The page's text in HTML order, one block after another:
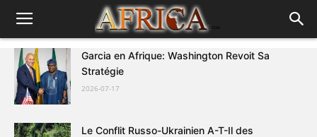
Garcia en Afrique: Washington Revoit Sa
Stratégie
2026-07-17
Le Conflit Russo-Ukrainien A-T-Il des